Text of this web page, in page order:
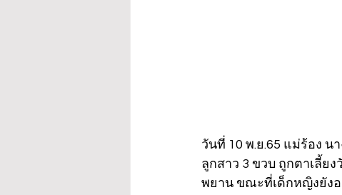
วันที่ 10 พ.ย.65 แม่ร้อง
ลูกสาว 3 ขวบ ถูกตาเลี้ย
พยาน ขณะที่เด็กหญิงยังอ